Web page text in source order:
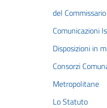
del Commissario
Comunicazioni
Disposizioni in
Consorzi
Metropolitane
Lo Statuto